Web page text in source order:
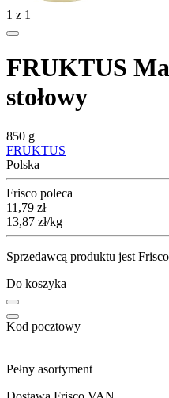
1 z 1
FRUKTUS
stołowy
850 g
FRUKTUS
Polska
Frisco poleca
Cena
11,79 zł
13,87 zł/kg
Sprzedawcą produktu jest
Do koszyka
Kod pocztowy
Pełny asortyment